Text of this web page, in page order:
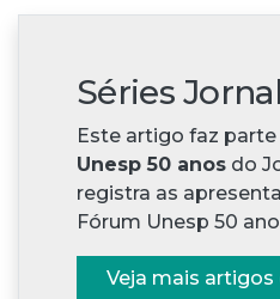
Séries
Este artigo faz parte
Unesp 50 anos do
registra as
Fórum Unesp 50
Veja mais artigos